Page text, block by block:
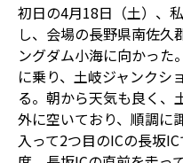
初日の4月18日（土）、
し、会場の長野県南佐久
ングダム小海に向かった
に乗り、土岐ジャンクシ
る。朝から天気も良く、
外に空いており、順調に
入って2つ目のICの長坂